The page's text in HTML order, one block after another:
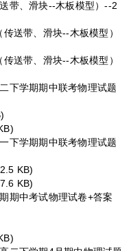
带、滑块--木板模型）--2
送带、滑块--木板模型）
送带、滑块--木板模型）
下学期期中联考物理试题
下学期期中联考物理试题
KB)
KB)
期中考试物理试卷+答案